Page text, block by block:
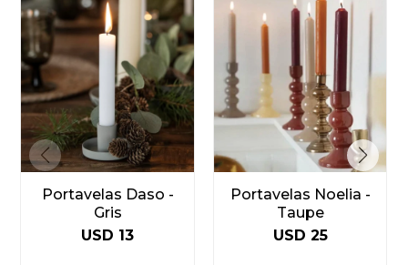
Portavelas Daso -
Gris
USD 13
Portavelas Noelia -
Taupe
USD 25